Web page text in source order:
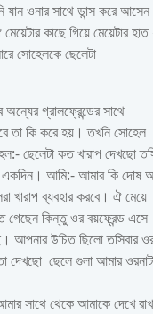
ওনার সাথে ডান্স করে
কাছে গিয়ে মেয়েটার
সোহেলকে ছেলেটা
গ্রালফ্রেন্ডের সাথে
তা কি করে হয়। তখনি সোহেল
ছেলেটা কত খারাপ দেখছো
আমি:- আমার কি দোষ
খারাপ ব্যবহার করবে। ঐ মেয়ে
গেছেন কিন্তু ওর বয়ফ্রেন্ড এসে
আপনার উচিত ছিলো তসিবার
দেখছো ছেলে গুলা আমার
সাথে থেকে আমাকে দেখে